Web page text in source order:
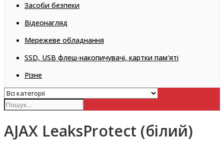
Засоби безпеки
Відеонагляд
Мережеве обладнання
SSD, USB флеш-накопичувачі, картки пам'яті
Різне
AJAX LeaksProtect (білий)